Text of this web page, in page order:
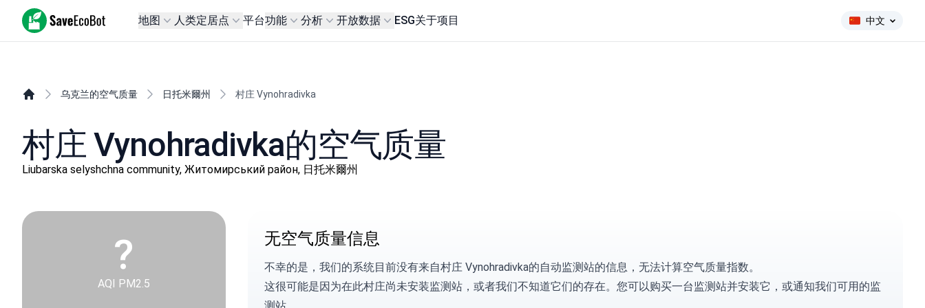
SaveEcoBot 地图 人类定居点 平台功能 分析 开放数据 ESG关于项目 中文
乌克兰的空气质量 日托米爾州 村庄 Vynohradivka
村庄 Vynohradivka的空气质量
Liubarska selyshchna community, Житомирський район, 日托米爾州
?
AQI PM2.5
无空气质量信息
不幸的是，我们的系统目前没有来自村庄 Vynohradivka的自动监测站的信息，无法计算空气质量指数。
这很可能是因为在此村庄尚未安装监测站，或者我们不知道它们的存在。您可以购买一台监测站并安装它，或通知我们可用的监